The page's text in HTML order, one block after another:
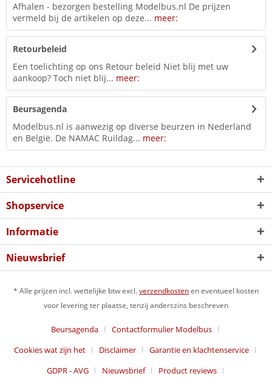
Afhalen - bezorgen bestelling Modelbus.nl De prijzen
vermeld bij de artikelen op deze... meer:
Retourbeleid
Een toelichting op ons Retour beleid Niet blij met uw
aankoop? Toch niet blij... meer:
Beursagenda
Modelbus.nl is aanwezig op diverse beurzen in Nederland
en België. De NAMAC Ruildag... meer:
Servicehotline
Shopservice
Informatie
Nieuwsbrief
* Alle prijzen incl. wettelijke btw excl.verzendkostenen eventueel kosten
voor levering ter plaatse, tenzij anderszins beschreven
Beursagenda
Contactformulier Modelbus
Cookies wat zijn het
Disclaimer
Garantie en klachtenservice
GDPR - AVG
Nieuwsbrief
Product reviews